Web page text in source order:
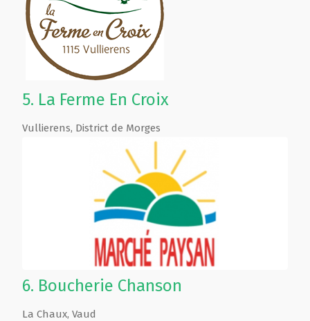
5. La Ferme En Croix
Vullierens, District de Morges
6. Boucherie Chanson
La Chaux, Vaud